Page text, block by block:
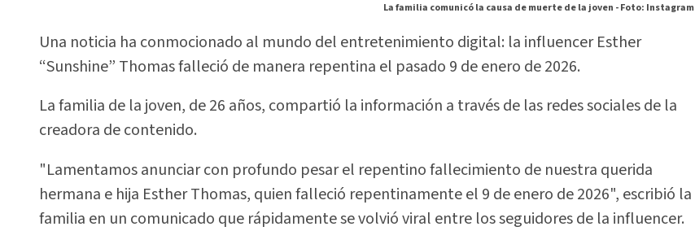
La familia comunicó la causa de muerte de la joven -Foto: Instagram
Una noticia ha conmocionado al mundo del entretenimiento digital: la influencer Esther
“Sunshine” Thomas falleció de manera repentina el pasado 9 de enero de 2026.
La familia de la joven, de 26 años, compartió la información a través de las redes sociales de la
creadora de contenido.
"Lamentamos anunciar con profundo pesar el repentino fallecimiento de nuestra querida
hermana e hija Esther Thomas, quien falleció repentinamente el 9 de enero de 2026", escribió la
familia en un comunicado que rápidamente se volvió viral entre los seguidores de la influencer.